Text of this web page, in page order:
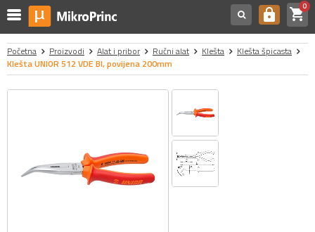
https shopping_cart0
Početna Proizvodi Alat i pribor Ručni alat Klešta
Klešta špicasta
Klešta UNIOR 512 VDE BI, povijena 200mm